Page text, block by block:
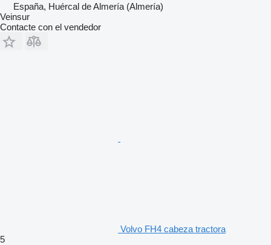
España, Huércal de Almería (Almería)
Veinsur
Contacte con el vendedor
Volvo FH4 cabeza tractora
5